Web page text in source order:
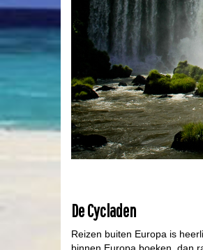
De Cycladen
Reizen buiten Europa is